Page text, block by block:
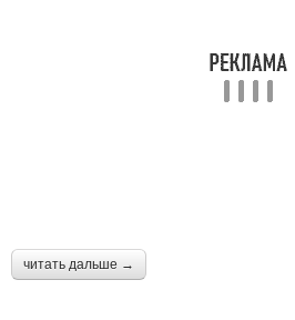
читать дальше →